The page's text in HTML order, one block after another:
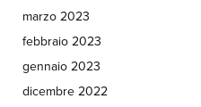
marzo 2023
febbraio 2023
gennaio 2023
dicembre 2022